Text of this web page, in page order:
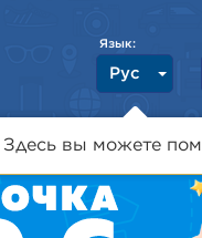
Язык:
Рус
Здесь вы можете
Страны